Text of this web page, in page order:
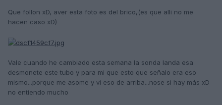
Que follon xD, aver esta foto es del brico,(es que alli no me
hacen caso xD)
Vale cuando he cambiado esta semana la sonda landa esa
desmonete este tubo y para mi que esto que señalo era eso
mismo...porque me asome y vi eso de arriba...nose si hay más xD
no entiendo mucho